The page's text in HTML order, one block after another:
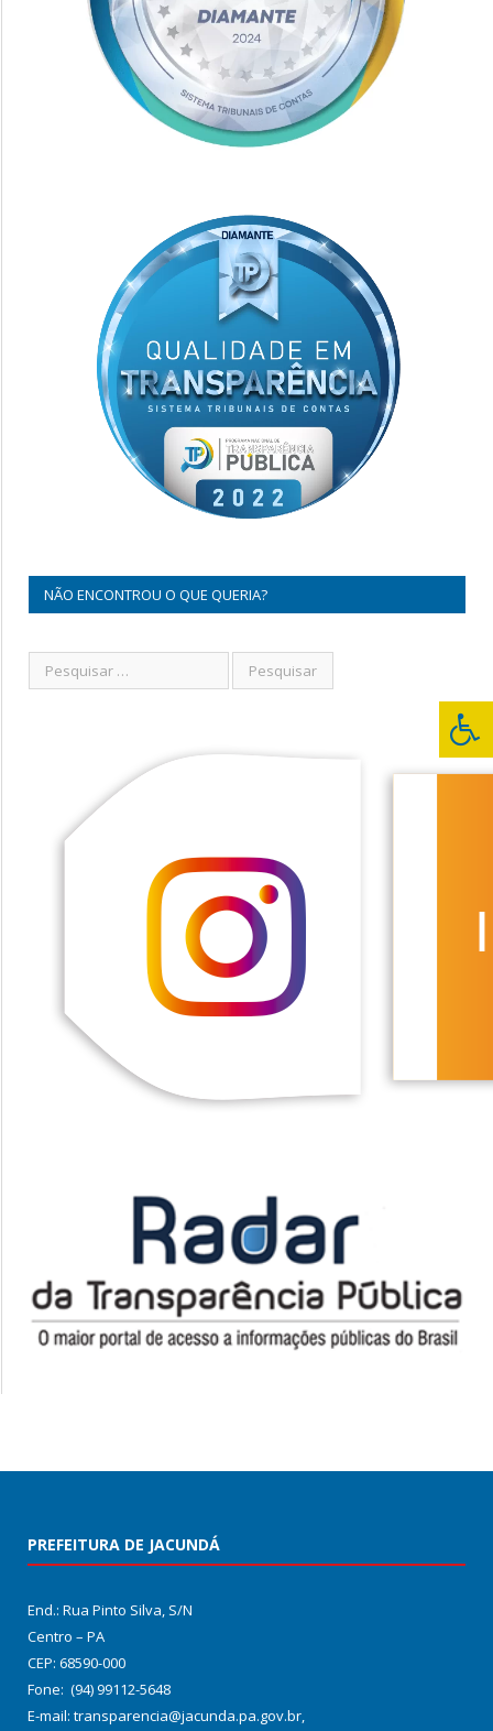
NÃO ENCONTROU O QUE QUERIA?
PREFEITURA DE JACUNDÁ
End.: Rua Pinto Silva, S/N
Centro – PA
CEP: 68590-000
Fone: (94) 99112-5648
E-mail: transparencia@jacunda.pa.gov.br,